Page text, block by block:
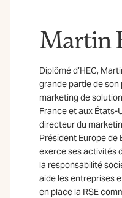
Martin
Diplômé d’HEC,
grande partie de son
marketing de
France et aux États-
directeur du
Président Europe de
exerce ses activités
la responsabilité
aide les entreprises
en place la RSE